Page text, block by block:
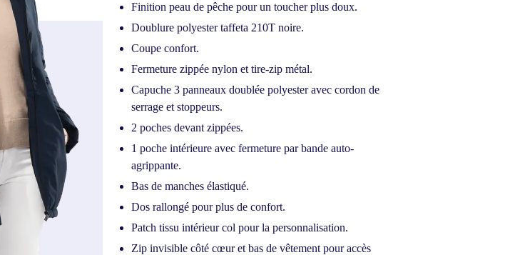
Finition peau de pêche pour un toucher plus doux.
Doublure polyester taffeta 210T noire.
Coupe confort.
Fermeture zippée nylon et tire-zip métal.
Capuche 3 panneaux doublée polyester avec cordon de
serrage et stoppeurs.
2 poches devant zippées.
1 poche intérieure avec fermeture par bande auto-
agrippante.
Bas de manches élastiqué.
Dos rallongé pour plus de confort.
Patch tissu intérieur col pour la personnalisation.
Zip invisible côté cœur et bas de vêtement pour accès